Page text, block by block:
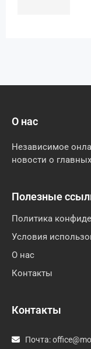
О нас
Независимое
новости о
Полезные
Политика
Условия
О нас
Контакты
Контакты
Почта: